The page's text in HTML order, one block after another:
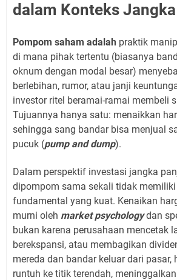
dalam Konteks
Pompom saham adalah praktik
di mana pihak tertentu (biasanya
oknum dengan modal besar)
berlebihan, rumor, atau janji
investor ritel beramai-ramai membeli
Tujuannya hanya satu: menaikkan
sehingga sang bandar bisa menjual
pucuk (pump and dump).
Dalam perspektif investasi jangka
dipompom sama sekali tidak
fundamental yang kuat. Kenaikan
murni oleh market psychologydan
bukan karena perusahaan mencetak
berekspansi, atau membagikan
mereda dan bandar keluar dari pasar,
runtuh ke titik terendah,